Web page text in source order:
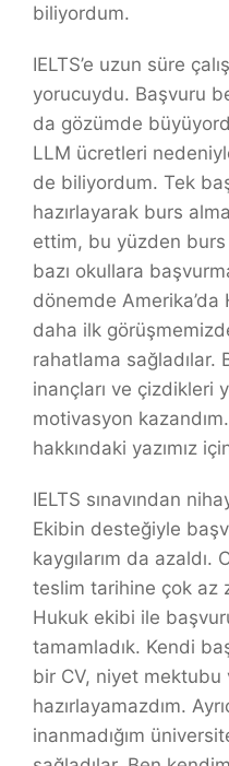
biliyordum.
IELTS’e uzun süre
yorucuydu. Başvuru
da gözümde
LLM ücretleri
de biliyordum. Tek
hazırlayarak burs
ettim, bu yüzden burs
bazı okullara
dönemde Amerika’da
daha ilk
rahatlama sağladılar.
inançları ve çizdikleri
motivasyon kazandım.
hakkındaki yazımız
IELTS sınavından
Ekibin desteğiyle
kaygılarım da azaldı.
teslim tarihine çok az
Hukuk ekibi ile
tamamladık. Kendi
bir CV, niyet mektubu
hazırlayamazdım.
inanmadığım